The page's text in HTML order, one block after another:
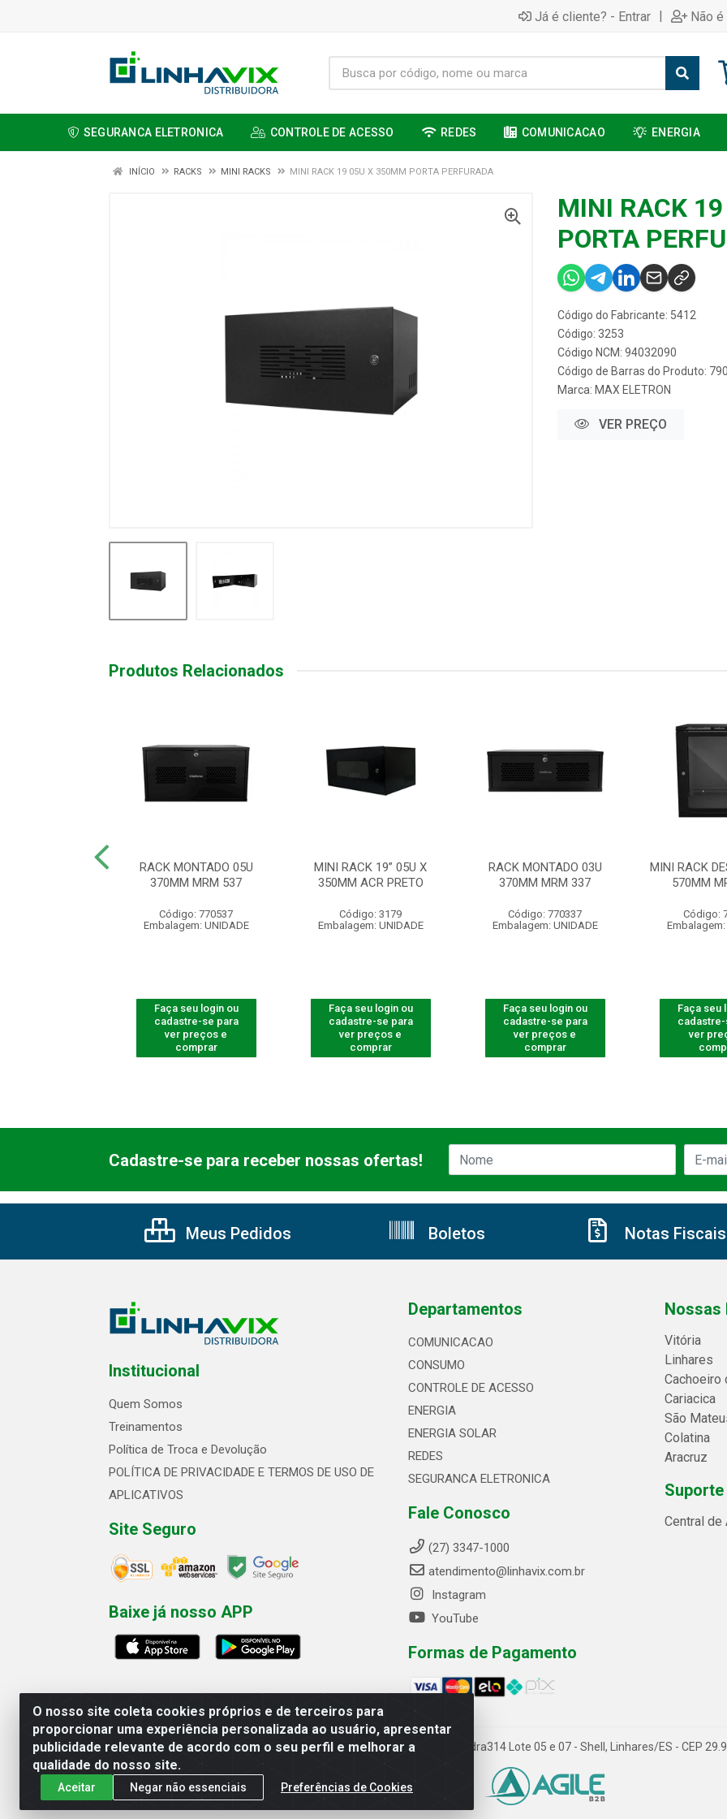
Já é cliente? - Entrar | Não
SEGURANCA ELETRONICA CONTROLE DE ACESSO REDES COMUNICACAO ENERGIA
INÍCIO RACKS MINI RACKS MINI RACK 19 05U X 350MM PORTA PERFURADA
MINI RACK
PORTA
Código do Fabricante: 5412
Código: 3253
Código NCM: 94032090
Código de Barras do Produto:
Marca: MAX ELETRON
VER PREÇO
Produtos Relacionados
RACK MONTADO 05U
370MM MRM 537
Código: 770537
Embalagem: UNIDADE
Faça seu login ou
cadastre-se para
ver preços e
comprar
MINI RACK 19” 05U X
350MM ACR PRETO
Código: 3179
Embalagem: UNIDADE
Faça seu login ou
cadastre-se para
ver preços e
comprar
RACK MONTADO 03U
370MM MRM 337
Código: 770337
Embalagem: UNIDADE
Faça seu login ou
cadastre-se para
ver preços e
comprar
MINI RACK
570MM
Código:
Embalagem:
Faça seu
ver
O nosso site coleta cookies próprios e de terceiros para
proporcionar uma experiência personalizada ao usuário, apresentar
publicidade relevante de acordo com o seu perfil e melhorar a
qualidade do nosso site.
Aceitar Negar não essenciais Preferências de Cookies
Cadastre-se para receber nossas ofertas!
Meus Pedidos Boletos Notas Fiscais
Institucional
Quem Somos
Treinamentos
Política de Troca e Devolução
POLÍTICA DE PRIVACIDADE E TERMOS DE USO DE
APLICATIVOS
Site Seguro
Baixe já nosso APP
Departamentos
COMUNICACAO
CONSUMO
CONTROLE DE ACESSO
ENERGIA
ENERGIA SOLAR
REDES
SEGURANCA ELETRONICA
Fale Conosco
(27) 3347-1000
atendimento@linhavix.com.br
Instagram
YouTube
Formas de Pagamento
Nossas
Vitória
Linhares
Cachoeiro
Cariacica
São
Colatina
Aracruz
Central de
Linhavix Distribuidora LTDA - Avenida Alegre, 2521 - Quadra314 Lote 05 e 07 - Shell, Linhares/ES - CEP